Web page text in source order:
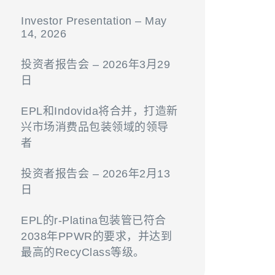
Investor Presentation – May
14, 2026
投资者报告会 – 2026年3月29
日
EPL和Indovida将合并，打造新
兴市场消费品包装领域的领导
者
投资者报告会 – 2026年2月13
日
EPL的r-Platina包装管已符合
2038年PPWR的要求，并达到
最高的RecyClass等级。